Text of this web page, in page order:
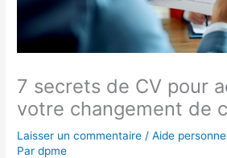
7 secrets de CV pour
votre changement de
Laisser un commentaire /Aide
Pardpme